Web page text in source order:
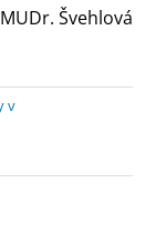
Švehlová
v